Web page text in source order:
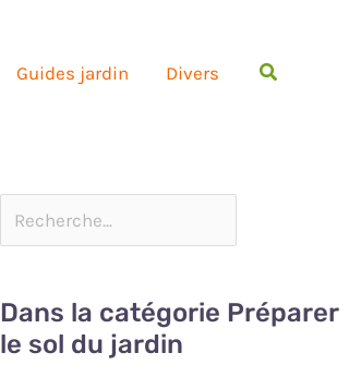
Guides jardin Divers
Dans la catégorie Préparer
le sol du jardin